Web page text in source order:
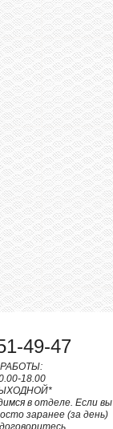
49-47
18.00
в отделе. Если вы
заранее (за день)